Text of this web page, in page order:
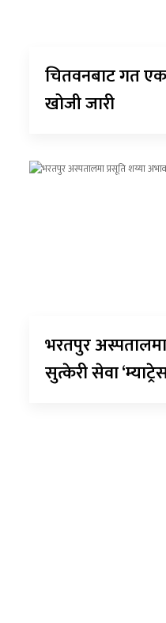
चितवनबाट गत एक
खोजी जारी
भरतपुर
सुत्केरी सेवा